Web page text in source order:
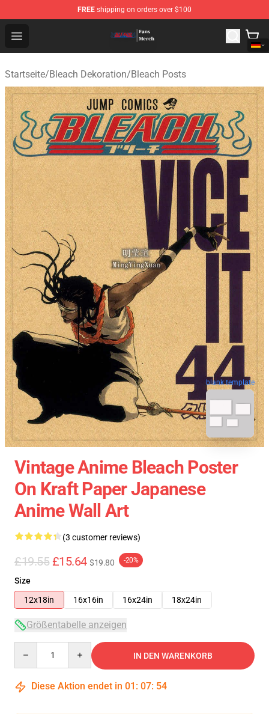
FREE shipping on orders over $100
Open menu
Bleach Store - Official Bleach Merchandise Shop
Startseite/Bleach Dekoration/Bleach Posts
blank template
Vintage Anime Bleach Poster
On Kraft Paper Japanese
Anime Wall Art
(3 customer reviews)
£19.55 £15.64 $19.80 -20%
Size
12x18in
16x16in 16x24in 18x24in
Größentabelle anzeigen
IN DEN WARENKORB
Diese Aktion endet in 01 : 07: 54